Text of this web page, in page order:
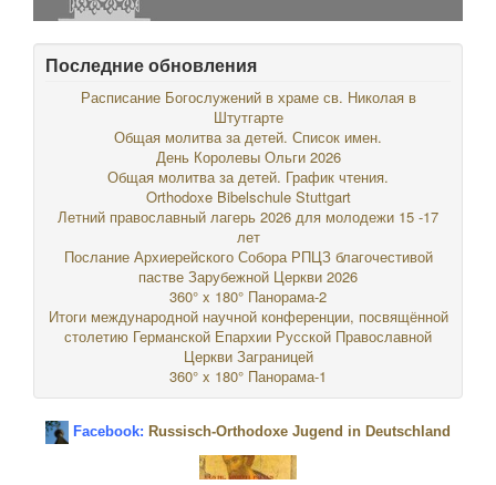
Последние обновления
Расписание Богослужений в храме св. Николая в
Штутгарте
Общая молитва за детей. Список имен.
День Королевы Ольги 2026
Общая молитва за детей. График чтения.
Orthodoxe Bibelschule Stuttgart
Летний православный лагерь 2026 для молодежи 15 -17
лет
Послание Архиерейского Собора РПЦЗ благочестивой
пастве Зарубежной Церкви 2026
360° x 180° Панорама-2
Итоги международной научной конференции, посвящённой
столетию Германской Епархии Русской Православной
Церкви Заграницей
360° x 180° Панорама-1
Facebook: Russisch-Orthodoxe Jugend in Deutschland